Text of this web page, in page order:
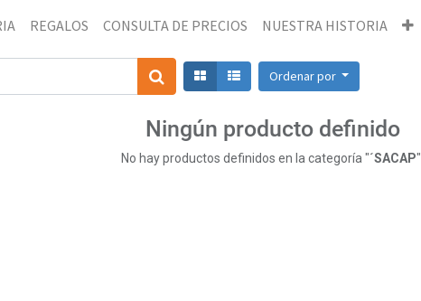
REGALOS CONSULTA DE PRECIOS NUESTRA HISTORIA
Ordenar por
Ningún producto definido
No hay productos definidos en la categoría "´SACAP".